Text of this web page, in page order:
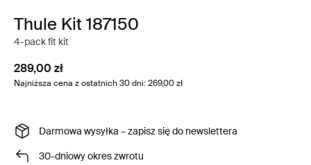
Thule Kit 187150
4-pack fit kit
289,00 zł
Najniższa cena z ostatnich 30 dni: 269,00 zł
Darmowa wysyłka – zapisz się do newslettera
30-dniowy okres zwrotu